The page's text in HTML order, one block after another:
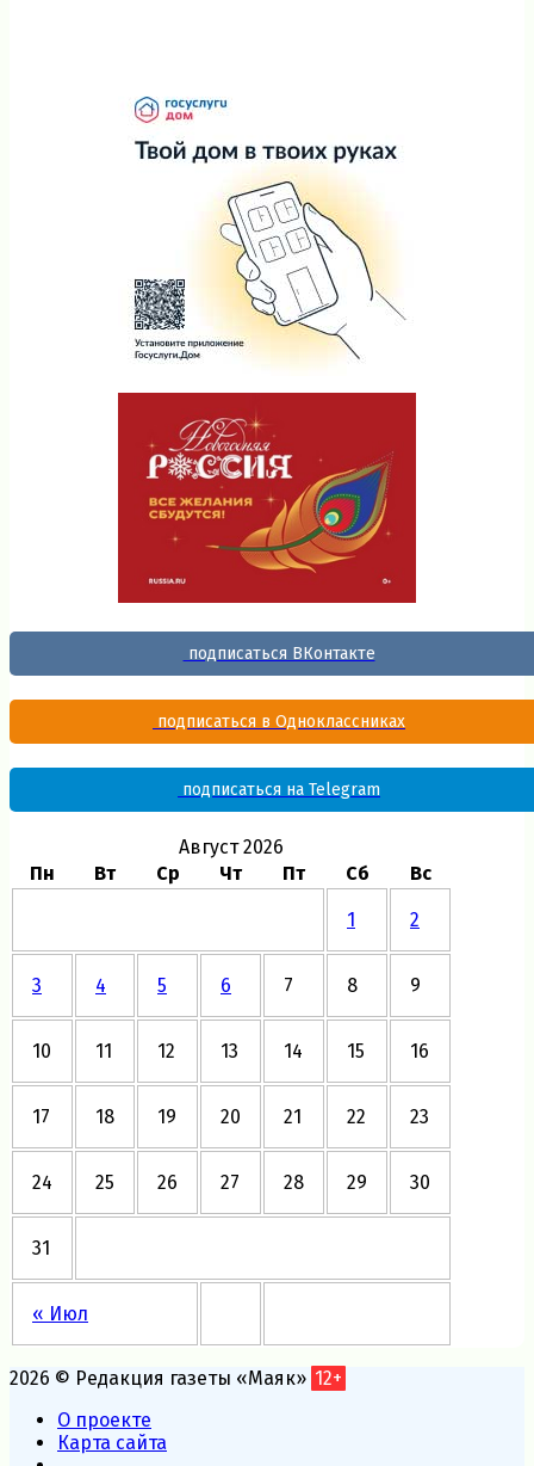
подписаться ВКонтакте
подписаться в Одноклассниках
подписаться на Telegram
Август 2026
Пн
Вт Ср Чт Пт Сб Вс
« Июл
1 2
3 4 5 6 7 8 9
10 11 12 13 14 15 16
17 18 19 20 21 22 23
24 25 26 27 28 29 30
31
2026 © Редакция газеты «Маяк» 12+
О проекте
Карта сайта